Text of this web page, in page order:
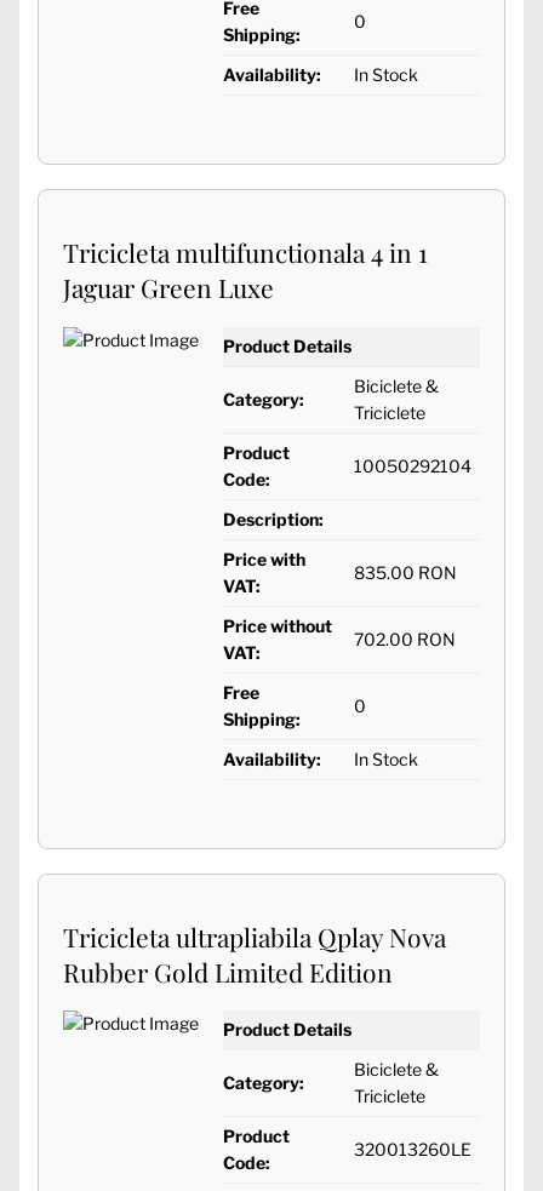
Free
Shipping:
0
Availability: In Stock
Tricicleta multifunctionala 4 in 1
Jaguar Green Luxe
Product Details
Category:
Biciclete &
Triciclete
Product
Code:
10050292104
Description:
Price with
VAT:
835.00 RON
Price without
VAT:
702.00 RON
Free
Shipping:
0
Availability: In Stock
Tricicleta ultrapliabila Qplay Nova
Rubber Gold Limited Edition
Product Details
Category:
Biciclete &
Triciclete
Product
Code:
320013260LE